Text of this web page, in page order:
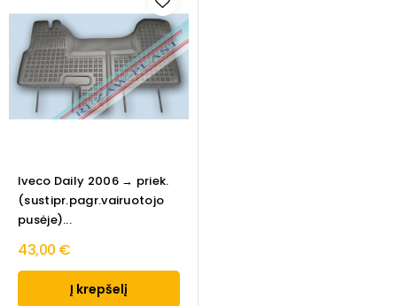
Iveco Daily 2006 → priek.
(sustipr.pagr.vairuotojo
pusėje)...
43,00 €
Į krepšelį